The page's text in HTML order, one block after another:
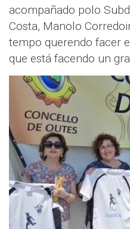
acompañado polo
Costa, Manolo
tempo querendo facer
que está facendo un